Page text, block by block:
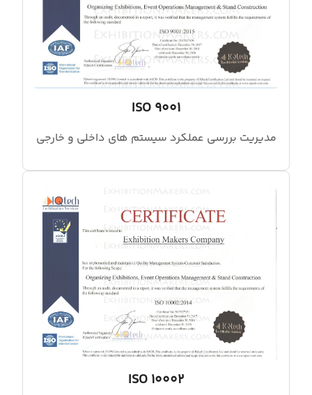
ISO 9001
مدیریت بررسی عملکرد سیستم های داخلی و خارجی
ISO 10002